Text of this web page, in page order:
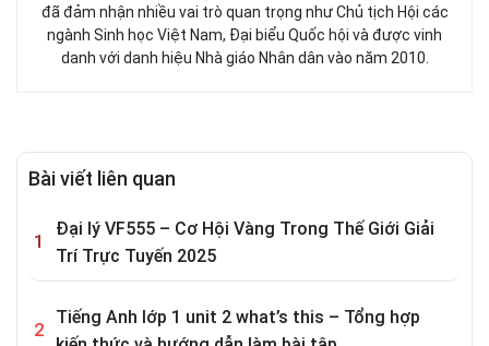
đã đảm nhận nhiều vai trò quan trọng như Chủ tịch Hội các
ngành Sinh học Việt Nam, Đại biểu Quốc hội và được vinh
danh với danh hiệu Nhà giáo Nhân dân vào năm 2010.
Bài viết liên quan
Đại lý VF555 – Cơ Hội Vàng Trong Thế Giới Giải
Trí Trực Tuyến 2025
Tiếng Anh lớp 1 unit 2 what’s this – Tổng hợp